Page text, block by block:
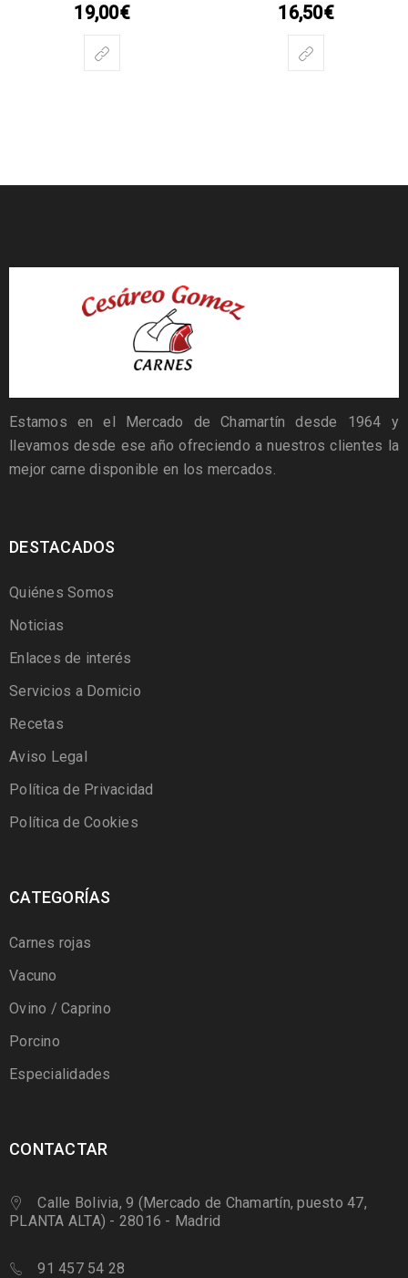
19,00€ 16,50€
Estamos en el Mercado de Chamartín desde 1964 y
llevamos desde ese año ofreciendo a nuestros clientes la
mejor carne disponible en los mercados.
DESTACADOS
Quiénes Somos
Noticias
Enlaces de interés
Servicios a Domicio
Recetas
Aviso Legal
Política de Privacidad
Política de Cookies
CATEGORÍAS
Carnes rojas
Vacuno
Ovino / Caprino
Porcino
Especialidades
CONTACTAR
Calle Bolivia, 9 (Mercado de Chamartín, puesto 47,
PLANTA ALTA) - 28016 - Madrid
91 457 54 28